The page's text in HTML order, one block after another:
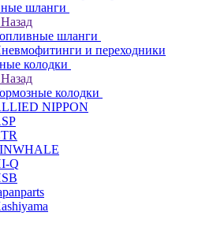
шланги
Назад
шланги
и переходники
колодки
Назад
колодки
NIPPON
Q